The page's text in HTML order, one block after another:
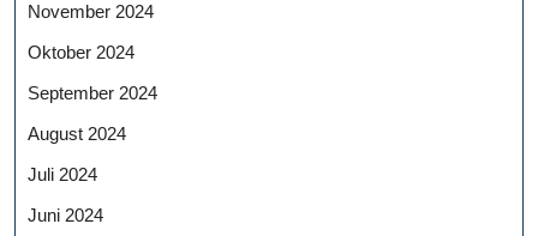
November 2024
Oktober 2024
September 2024
August 2024
Juli 2024
Juni 2024